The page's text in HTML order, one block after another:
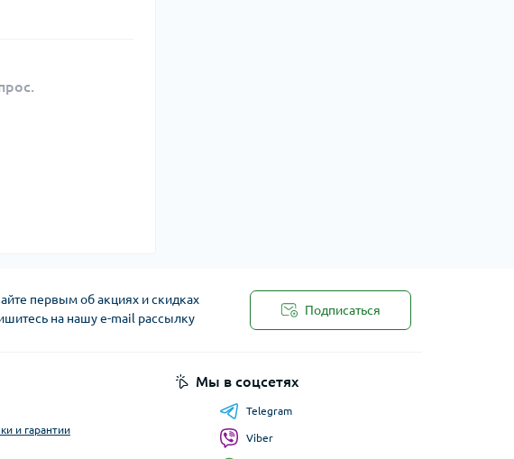
первым об акциях и скидках
на нашу e-mail рассылку
Подписаться
и гарантии
Мы в соцсетях
Telegram
Viber